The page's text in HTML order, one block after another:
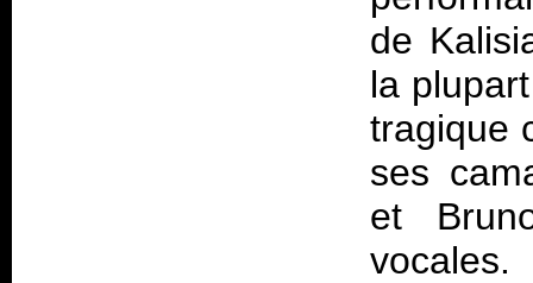
de
la
tragique
ses
et
vocales.